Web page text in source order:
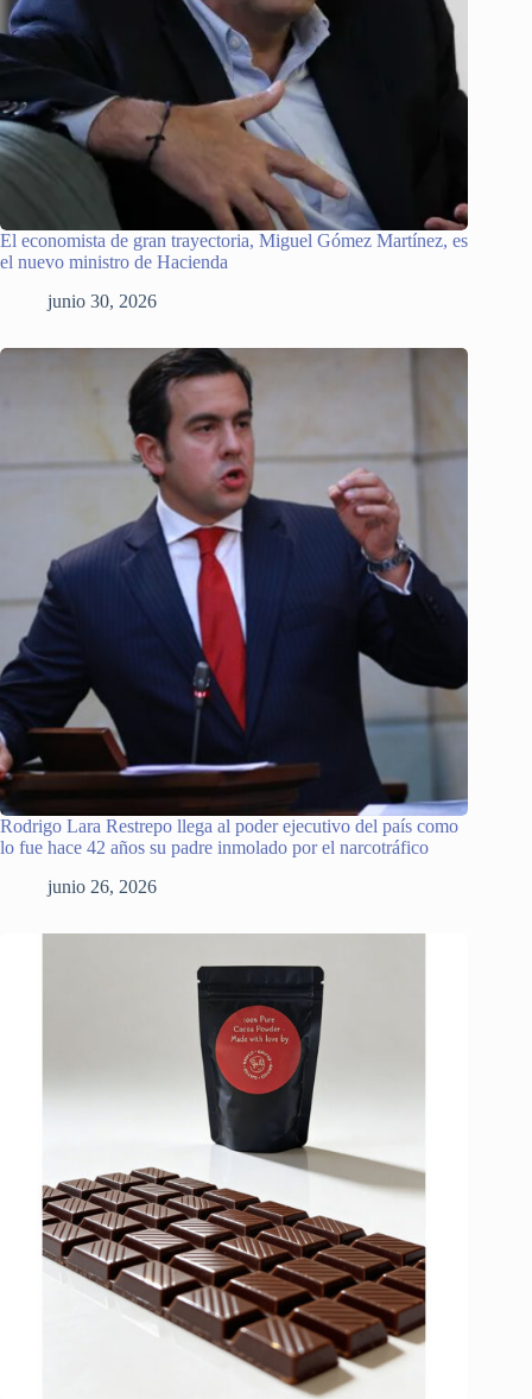
El economista de gran trayectoria, Miguel Gómez Martínez, es
el nuevo ministro de Hacienda
junio 30, 2026
Rodrigo Lara Restrepo llega al poder ejecutivo del país como
lo fue hace 42 años su padre inmolado por el narcotráfico
junio 26, 2026